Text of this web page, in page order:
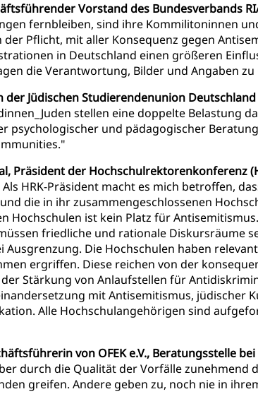
Vorstand des Bundesverbands
fernbleiben, sind ihre Kommilitoninnen
Pflicht, mit aller Konsequenz gegen
in Deutschland einen größeren
die Verantwortung, Bilder und Angaben
der Jüdischen Studierendenunion Deutschland
stellen eine doppelte Belastung
psychologischer und pädagogischer
Präsident der Hochschulrektorenkonferenz
HRK-Präsident macht es mich betroffen,
die in ihr zusammengeschlossenen
Hochschulen ist kein Platz für
friedliche und rationale Diskursräume
Ausgrenzung. Die Hochschulen haben
ergriffen. Diese reichen von der
Stärkung von Anlaufstellen für
mit Antisemitismus, jüdischer
Alle Hochschulangehörigen sind
von OFEK e.V., Beratungsstelle
durch die Qualität der Vorfälle zunehmend
greifen. Andere geben zu, noch nie in